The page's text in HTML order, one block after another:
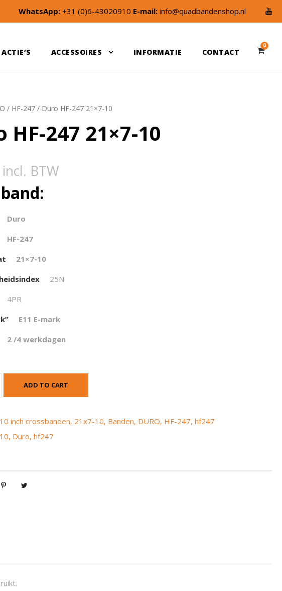
WhatsApp: +31 (0)6-43020910 E-mail: info@quadbandenshop.nl
ACTIE’S ACCESSOIRES INFORMATIE CONTACT
0
/ HF-247 / Duro HF-247 21×7-10
HF-247 21×7-10
incl. BTW
Duro
HF-247
21×7-10
25N
4PR
E11 E-mark
2 /4 werkdagen
ADD TO CART
10 inch crossbanden, 21x7-10, Banden, DURO, HF-247,hf247
, Duro,hf247